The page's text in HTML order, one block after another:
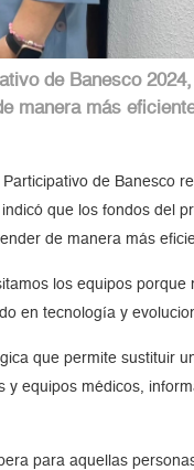
de Banesco
manera más
de Banesco
que los fondos del
de manera más
los equipos
en tecnología y
que permite sustituir
equipos médicos,
para aquellas